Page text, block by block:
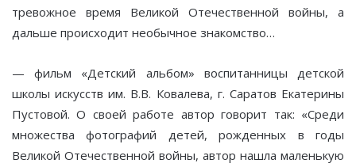
тревожное время Великой Отечественной войны, а
дальше происходит необычное знакомство…
— фильм «Детский альбом» воспитанницы детской
школы искусств им. В.В. Ковалева, г. Саратов Екатерины
Пустовой. О своей работе автор говорит так: «Среди
множества фотографий детей, рожденных в годы
Великой Отечественной войны, автор нашла маленькую